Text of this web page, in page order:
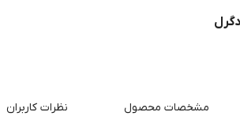
مشخصات محصول نظرات کاربران